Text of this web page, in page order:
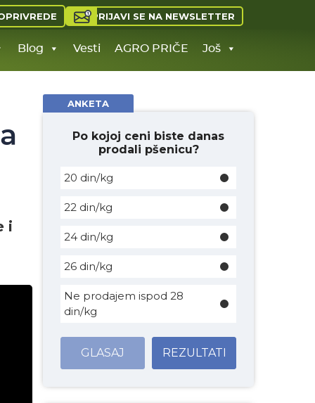
PRIJAVI SE NA NEWSLETTER
Blog Vesti AGRO PRIČE Još
i
ANKETA
Po kojoj ceni biste danas
prodali pšenicu?
20 din/kg
22 din/kg
24 din/kg
26 din/kg
Ne prodajem ispod 28
din/kg
GLASAJ REZULTATI